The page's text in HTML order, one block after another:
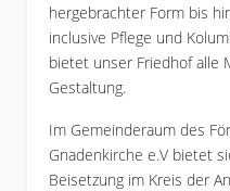
hergebrachter Form bis
inclusive Pflege und
bietet unser Friedhof alle
Gestaltung.
Im Gemeinderaum des
Gnadenkirche e.V bietet
Beisetzung im Kreis der